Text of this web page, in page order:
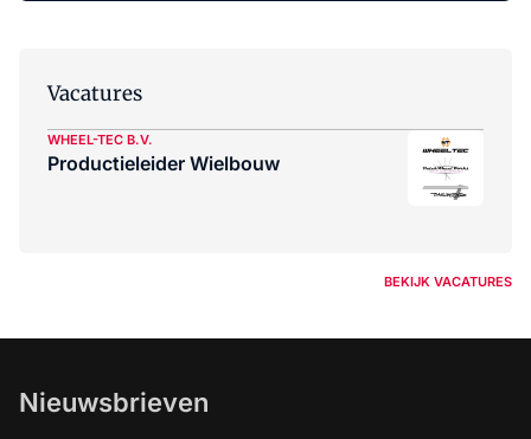
Vacatures
WHEEL-TEC B.V.
Productieleider Wielbouw
BEKIJK VACATURES
Nieuwsbrieven